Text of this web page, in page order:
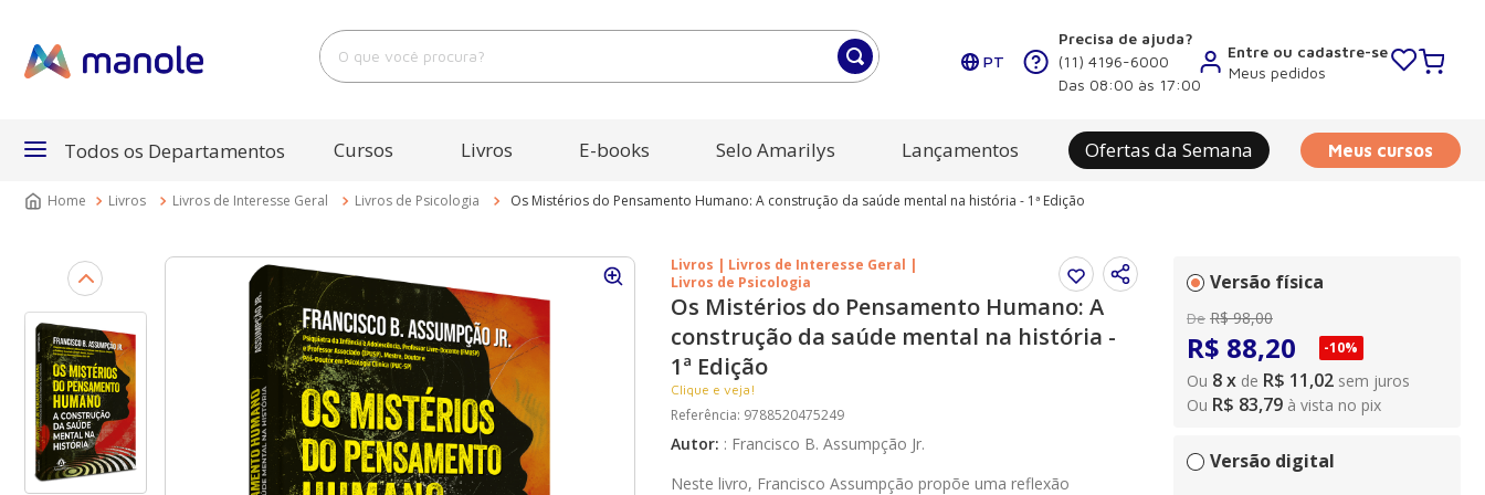
O que você procura?
PT
Precisa de ajuda?
(11) 4196-6000
Das 08:00 às 17:00
Entre ou cadastre-se
Meus pedidos
Todos os Departamentos
Cursos
Livros
E-Books
Cursos Livros E-books Selo Amarilys Lançamentos Ofertas da Semana Meus cursos
Livros Livros de Interesse Geral Livros de Psicologia Os Mistérios do Pensamento Humano: A construção da saúde mental na história - 1ª Edição
Livros | Livros de Interesse Geral |
Livros de Psicologia
Os Mistérios do Pensamento Humano: A
construção da saúde mental na história -
1ª Edição
Clique e veja!
Referência: 9788520475249
Autor: : Francisco B. Assumpção Jr.
Neste livro, Francisco Assumpção propõe uma reflexão
Versão física
De R$ 98,00
R$ 88,20
Ou 8x de R$ 11,02 sem juros
-10%
Ou R$ 83,79 à vista no pix
Versão digital